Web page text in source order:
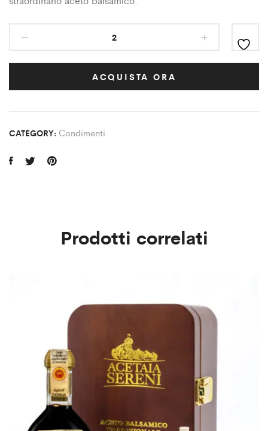
ACQUISTA ORA
CATEGORY: Condimenti
Prodotti correlati